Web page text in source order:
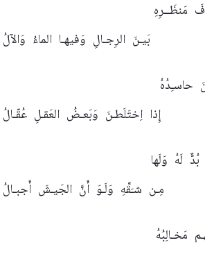
مَنظَــرِهِ
بَيـنَ الرِجـالِ وَفيهـا الماءُ وَالآلُ
حاسـِدُهُ
إِذا اِختَلَطـنَ وَبَعـضُ العَقـلِ عُقّـالُ
بُدٌّ لَهُ وَلَها
مِـن شـَقِّهِ وَلَـوَ أَنَّ الجَيـشَ أَجبـالُ
مَخـالِبُهُ